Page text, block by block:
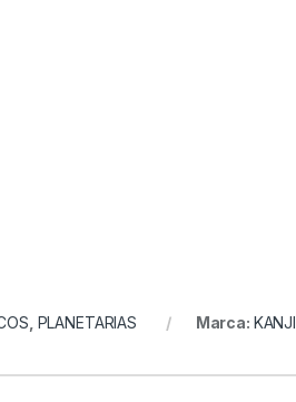
PLANETARIAS Marca: KANJI